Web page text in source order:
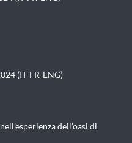
(IT-FR-ENG)
dell’oasi di